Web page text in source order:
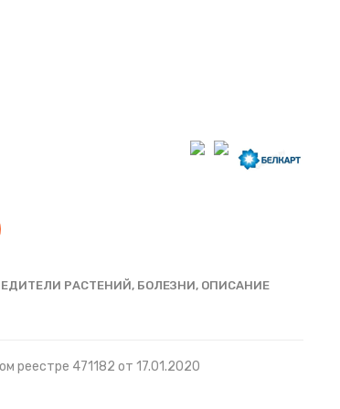
РАСТЕНИЙ, БОЛЕЗНИ, ОПИСАНИЕ
реестре 471182 от 17.01.2020